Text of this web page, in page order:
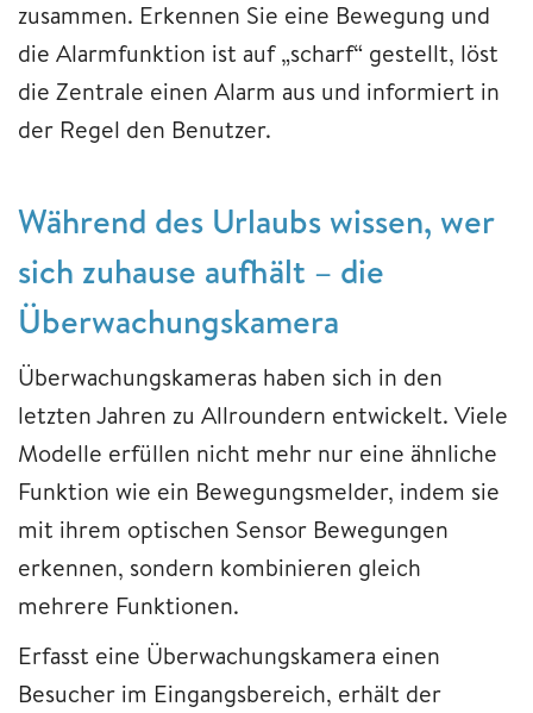
zusammen. Erkennen Sie eine Bewegung und
die Alarmfunktion ist auf „scharf“ gestellt, löst
die Zentrale einen Alarm aus und informiert in
der Regel den Benutzer.
Während des Urlaubs wissen, wer
sich zuhause aufhält – die
Überwachungskamera
Überwachungskameras haben sich in den
letzten Jahren zu Allroundern entwickelt. Viele
Modelle erfüllen nicht mehr nur eine ähnliche
Funktion wie ein Bewegungsmelder, indem sie
mit ihrem optischen Sensor Bewegungen
erkennen, sondern kombinieren gleich
mehrere Funktionen.
Erfasst eine Überwachungskamera einen
Besucher im Eingangsbereich, erhält der